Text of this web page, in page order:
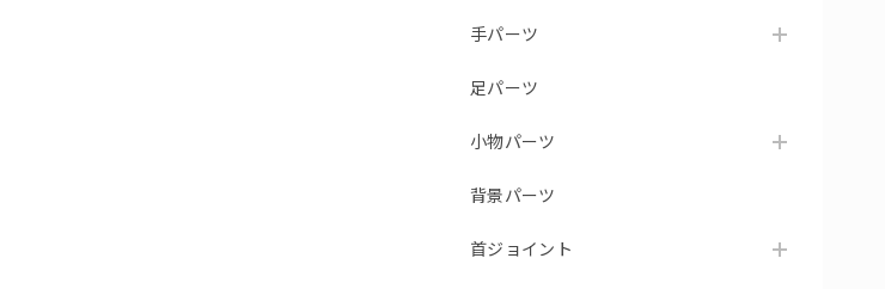
手パーツ
足パーツ
小物パーツ
背景パーツ
首ジョイント